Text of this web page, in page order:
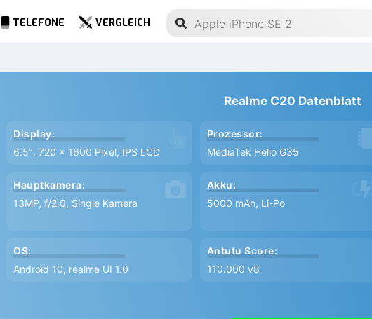
TELEFONE VERGLEICH
Realme C20 Datenblatt
Display:
6.5″, 720 x 1600 Pixel, IPS LCD
Prozessor:
MediaTek Helio G35
Hauptkamera:
13MP, f/2.0, Single Kamera
Akku:
5000 mAh, Li-Po
OS:
Android 10, realme UI 1.0
Antutu Score:
110.000 v8